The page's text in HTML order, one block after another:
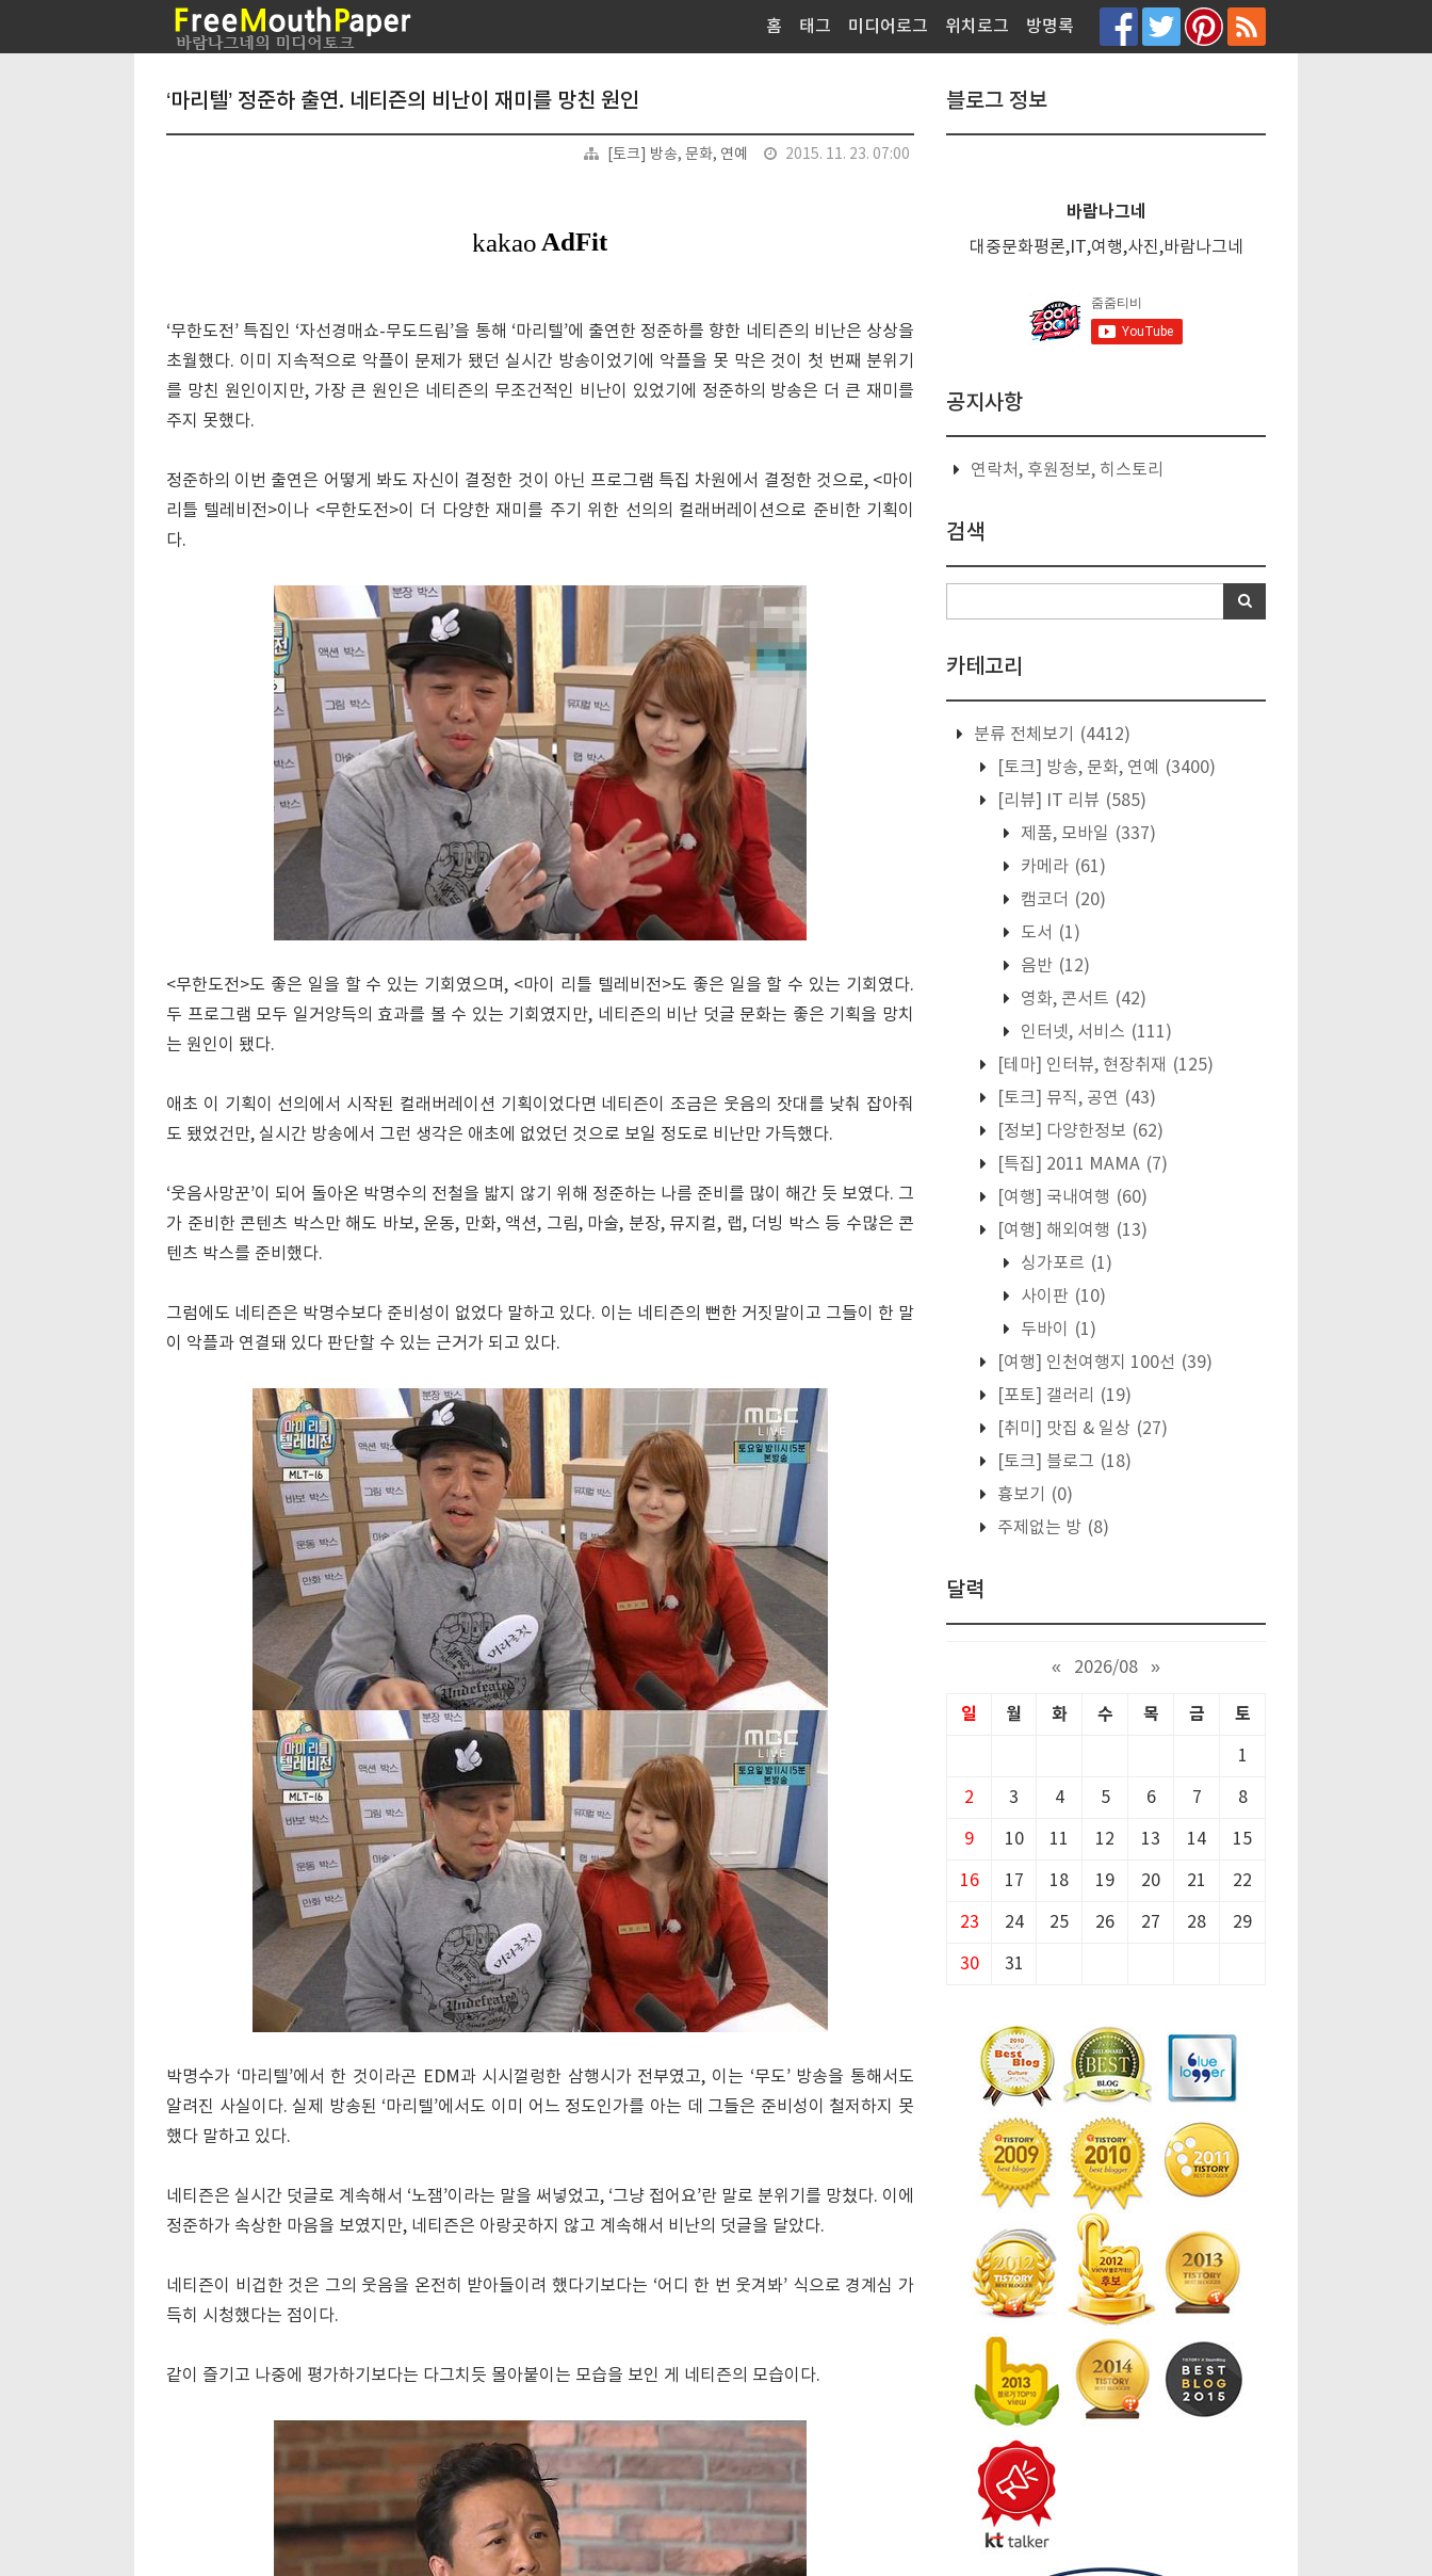
홈 태그 미디어로그 위치로그 방명록
‘마리텔’ 정준하 출연. 네티즌의 비난이 재미를 망친 원인
[토크] 방송, 문화, 연예 2015. 11. 23. 07:00
‘무한도전’ 특집인 ‘자선경매쇼-무도드림’을 통해 ‘마리텔’에 출연한 정준하를 향한 네티즌의 비난은 상상을
초월했다. 이미 지속적으로 악플이 문제가 됐던 실시간 방송이었기에 악플을 못 막은 것이 첫 번째 분위기
를 망친 원인이지만, 가장 큰 원인은 네티즌의 무조건적인 비난이 있었기에 정준하의 방송은 더 큰 재미를
주지 못했다.
정준하의 이번 출연은 어떻게 봐도 자신이 결정한 것이 아닌 프로그램 특집 차원에서 결정한 것으로, <마이
리틀 텔레비전>이나 <무한도전>이 더 다양한 재미를 주기 위한 선의의 컬래버레이션으로 준비한 기획이
다.
<무한도전>도 좋은 일을 할 수 있는 기회였으며, <마이 리틀 텔레비전>도 좋은 일을 할 수 있는 기회였다.
두 프로그램 모두 일거양득의 효과를 볼 수 있는 기회였지만, 네티즌의 비난 덧글 문화는 좋은 기획을 망치
는 원인이 됐다.
애초 이 기획이 선의에서 시작된 컬래버레이션 기획이었다면 네티즌이 조금은 웃음의 잣대를 낮춰 잡아줘
도 됐었건만, 실시간 방송에서 그런 생각은 애초에 없었던 것으로 보일 정도로 비난만 가득했다.
‘웃음사망꾼’이 되어 돌아온 박명수의 전철을 밟지 않기 위해 정준하는 나름 준비를 많이 해간 듯 보였다. 그
가 준비한 콘텐츠 박스만 해도 바보, 운동, 만화, 액션, 그림, 마술, 분장, 뮤지컬, 랩, 더빙 박스 등 수많은 콘
텐츠 박스를 준비했다.
그럼에도 네티즌은 박명수보다 준비성이 없었다 말하고 있다. 이는 네티즌의 뻔한 거짓말이고 그들이 한 말
이 악플과 연결돼 있다 판단할 수 있는 근거가 되고 있다.
박명수가 ‘마리텔’에서 한 것이라곤 EDM과 시시껄렁한 삼행시가 전부였고, 이는 ‘무도’ 방송을 통해서도
알려진 사실이다. 실제 방송된 ‘마리텔’에서도 이미 어느 정도인가를 아는 데 그들은 준비성이 철저하지 못
했다 말하고 있다.
네티즌은 실시간 덧글로 계속해서 ‘노잼’이라는 말을 써넣었고, ‘그냥 접어요’란 말로 분위기를 망쳤다. 이에
정준하가 속상한 마음을 보였지만, 네티즌은 아랑곳하지 않고 계속해서 비난의 덧글을 달았다.
네티즌이 비겁한 것은 그의 웃음을 온전히 받아들이려 했다기보다는 ‘어디 한 번 웃겨봐’ 식으로 경계심 가
득히 시청했다는 점이다.
같이 즐기고 나중에 평가하기보다는 다그치듯 몰아붙이는 모습을 보인 게 네티즌의 모습이다.
블로그 정보
바람나그네
대중문화평론,IT,여행,사진,바람나그네
공지사항
연락처, 후원정보, 히스토리
검색
카테고리
분류 전체보기
(4412)
[토크] 방송, 문화, 연예
(3400)
[리뷰] IT 리뷰 (585)
제품, 모바일 (337)
카메라 (61)
캠코더 (20)
도서 (1)
음반 (12)
영화, 콘서트 (42)
인터넷, 서비스 (111)
[테마] 인터뷰, 현장취재 (125)
[토크] 뮤직, 공연 (43)
[정보] 다양한정보 (62)
[특집] 2011 MAMA (7)
[여행] 국내여행 (60)
[여행] 해외여행 (13)
싱가포르 (1)
사이판 (10)
두바이
(1)
[여행] 인천여행지 100선 (39)
[포토] 갤러리
(19)
[취미] 맛집 & 일상 (27)
[토크] 블로그 (18)
흉보기
(0)
주제없는 방 (8)
달력
« 2026/08 »
일 월 화 수 목 금 토
1
2 3 4 5 6 7 8
9 10 11 12 13 14 15
16 17 18 19 20 21 22
23 24 25 26 27 28 29
30 31